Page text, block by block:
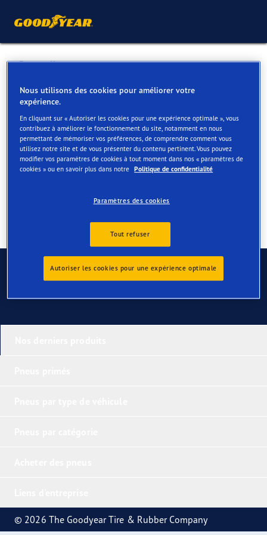
Retour liste
GARAGE DEJONGHE
Services disponibles en ligne et en magasin
Contact Services
Contactez-nous
© 2026 The Goodyear Tire & Rubber Company
Nous utilisons des cookies pour améliorer votre
expérience.
En cliquant sur « Autoriser les cookies pour une expérience optimale », vous
contribuez à améliorer le fonctionnement du site, notamment en nous
permettant de mémoriser vos préférences, de comprendre comment vous
utilisez notre site et de vous présenter du contenu pertinent. Vous pouvez
modifier vos paramètres de cookies à tout moment dans nos « paramètres de
cookies » ou en savoir plus dans notre Politique de confidentialité
Paramètres des cookies
Tout refuser
Autoriser les cookies pour une expérience optimale